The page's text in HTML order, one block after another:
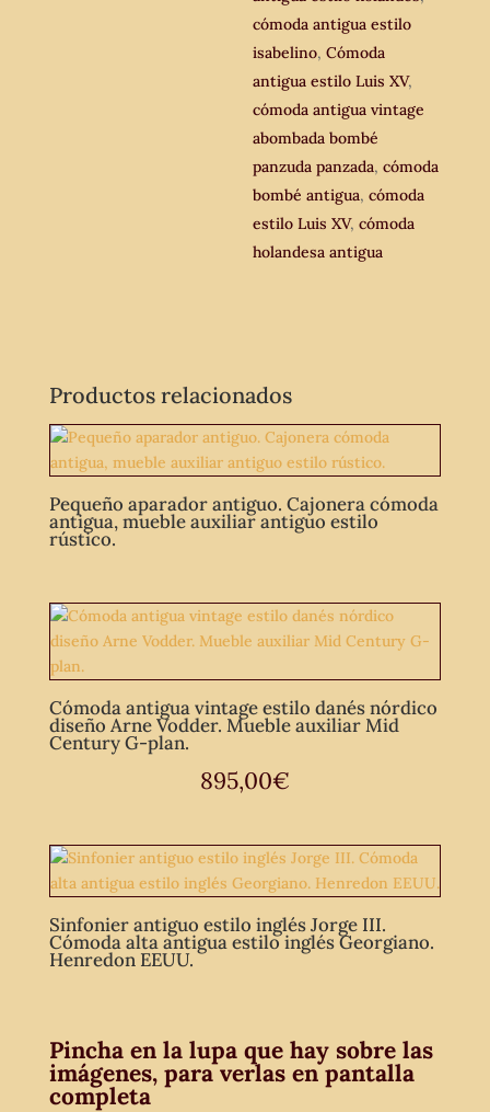
cómoda antigua estilo
isabelino,Cómoda
antigua estilo Luis XV,
cómoda antigua vintage
abombada bombé
panzuda panzada,cómoda
bombé antigua,cómoda
estilo Luis XV,cómoda
holandesa antigua
Productos relacionados
Pequeño aparador antiguo. Cajonera cómoda
antigua, mueble auxiliar antiguo estilo
rústico.
Cómoda antigua vintage estilo danés nórdico
diseño Arne Vodder. Mueble auxiliar Mid
Century G-plan.
895,00€
Sinfonier antiguo estilo inglés Jorge III.
Cómoda alta antigua estilo inglés Georgiano.
Henredon EEUU.
Pincha en la lupa que hay sobre las
imágenes, para verlas en pantalla
completa